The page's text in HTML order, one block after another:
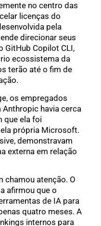
no centro das
licenças do
pela
direcionar seus
GitHub Copilot CLI,
ecossistema da
terão até o fim de
os empregados
havia cerca
que ela foi
própria Microsoft.
demonstravam
externa em relação
chamou atenção. O
afirmou que o
de IA para
quatro meses. A
internos para